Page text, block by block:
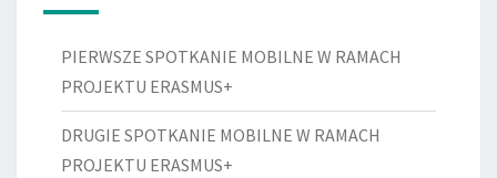
PIERWSZE SPOTKANIE MOBILNE W RAMACH
PROJEKTU ERASMUS+
DRUGIE SPOTKANIE MOBILNE W RAMACH
PROJEKTU ERASMUS+